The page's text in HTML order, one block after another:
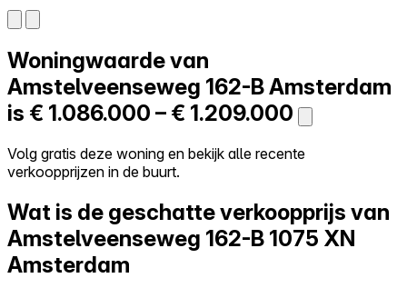
Zelf kopen
Alles-in-één
Reviews
Prijzen
Log in
Probeer Walter gratis
Woningwaarde van
Amstelveenseweg 162-BAmsterdam
is € 1.086.000 – € 1.209.000
Volg gratis deze woning en bekijk alle recente
verkoopprijzen in de buurt.
Wat is de geschatte verkoopprijs van
Amstelveenseweg 162-B 1075 XN
Amsterdam